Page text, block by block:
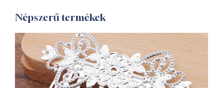
Népszerű termékek